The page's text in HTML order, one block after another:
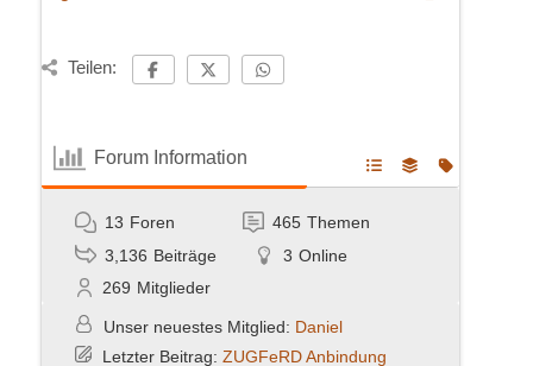
Teilen:
Forum Information
13 Foren 465 Themen
3,136 Beiträge 3 Online
269 Mitglieder
Unser neuestes Mitglied: Daniel
Letzter Beitrag: ZUGFeRD Anbindung